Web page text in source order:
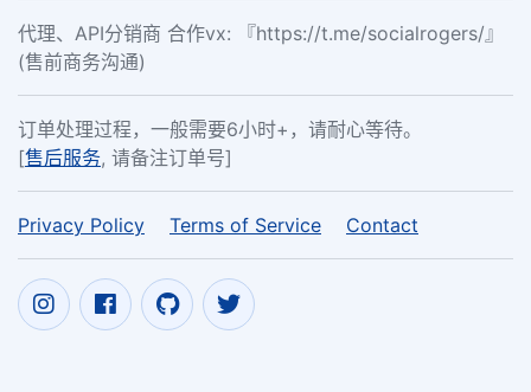
代理、API分销商 合作vx: 『https://t.me/socialrogers/』
(售前商务沟通)
订单处理过程，一般需要6小时+，请耐心等待。
[售后服务, 请备注订单号]
Privacy Policy Terms of Service Contact